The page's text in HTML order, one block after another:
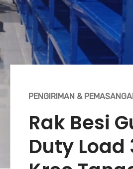
PENGIRIMAN &
Rak Besi
Duty Load